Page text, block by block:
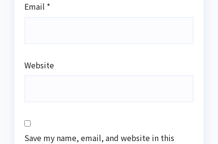
Email *
Website
Save my name, email, and website in this